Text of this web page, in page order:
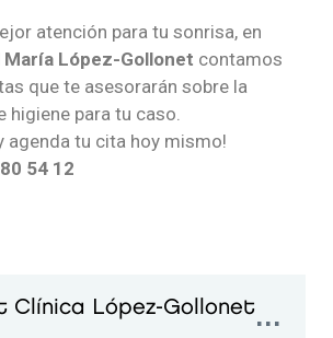
atención para tu sonrisa, en
María López-Gollonet contamos
que te asesorarán sobre la
higiene para tu caso.
agenda tu cita hoy mismo!
54 12
Clínica López-Gollonet...